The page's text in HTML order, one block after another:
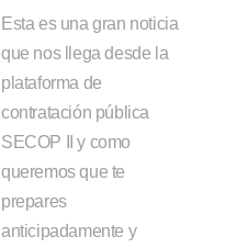
Esta es una gran noticia
que nos llega desde la
plataforma de
contratación pública
SECOP II y como
queremos que te
prepares
anticipadamente y